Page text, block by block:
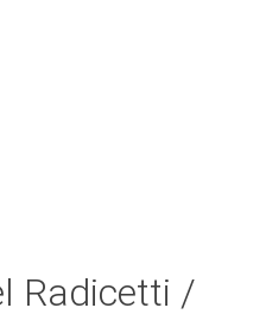
Radicetti /